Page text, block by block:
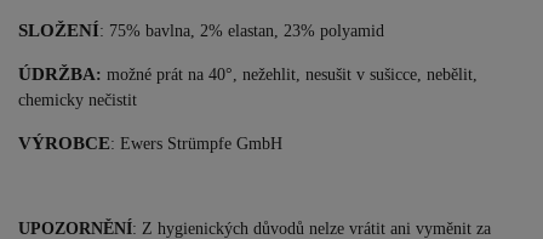
SLOŽENÍ: 75% bavlna, 2% elastan, 23% polyamid
ÚDRŽBA: možné prát na 40°, nežehlit, nesušit v sušicce, nebělit,
chemicky nečistit
VÝROBCE: Ewers Strümpfe GmbH
UPOZORNĚNÍ: Z hygienických důvodů nelze vrátit ani vyměnit za